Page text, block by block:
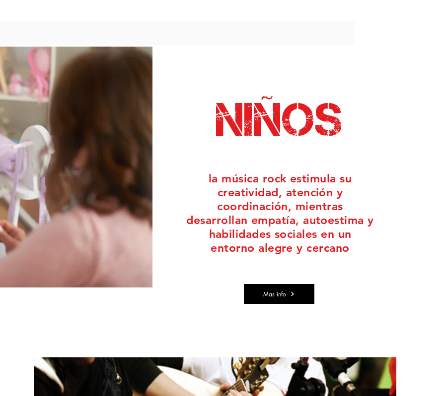
Niños
la música rock estimula su
creatividad, atención y
coordinación, mientras
desarrollan empatía, autoestima y
habilidades sociales en un
entorno alegre y cercano
Mas info